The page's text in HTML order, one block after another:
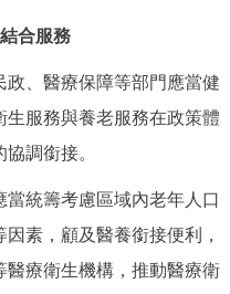
合服務
醫療保障等部門應當健
服務與養老服務在政策體
調銜接。
統籌考慮區域內老年人口
素，顧及醫養銜接便利，
療衛生機構，推動醫療衛